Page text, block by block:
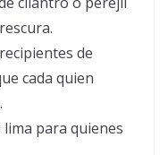
de
cada quien
para quienes